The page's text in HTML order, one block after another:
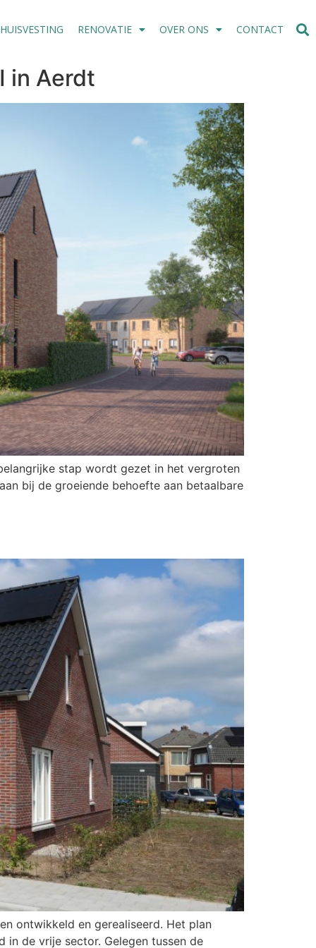
RENOVATIE OVER ONS CONTACT
in Aerdt
stap wordt gezet in het vergroten
bij de groeiende behoefte aan betaalbare
ontwikkeld en gerealiseerd. Het plan
in de vrije sector. Gelegen tussen de